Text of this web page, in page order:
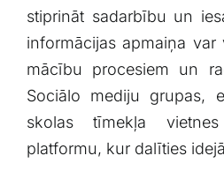
stiprināt sadarbību un
‌informācijas apmaiņa
mācību procesiem⁢ un
Sociālo mediju grupas,⁣
skolas tīmekļa
platformu, kur dalīties